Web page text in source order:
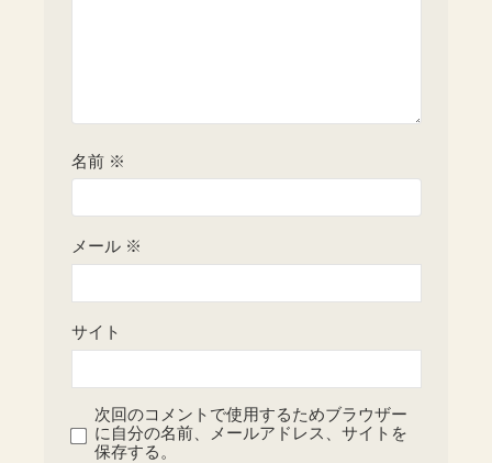
名前 ※
メール ※
サイト
次回のコメントで使用するためブラウザー
に自分の名前、メールアドレス、サイトを
保存する。